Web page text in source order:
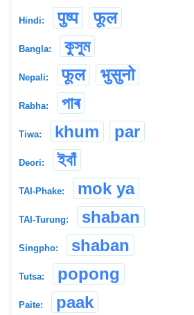
Hindi: पुष्प फूल
Bangla: কুসুম
Nepali: फूल भुसुनो
Rabha: পাৰ
Tiwa: khum par
Deori: ইবাঁ
TAI-Phake: mok ya
TAI-Turung: shaban
Singpho: shaban
Tutsa: popong
Paite: paak